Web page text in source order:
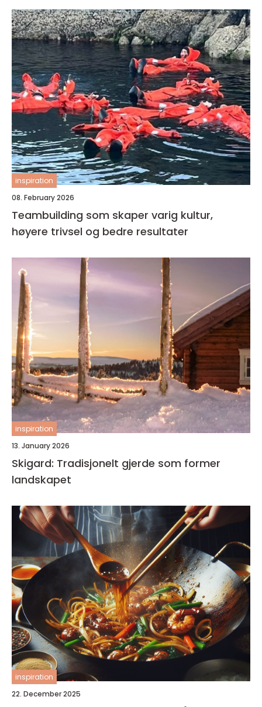
inspiration
08. February 2026
Teambuilding som skaper varig kultur,
høyere trivsel og bedre resultater
inspiration
13. January 2026
Skigard: Tradisjonelt gjerde som former
landskapet
inspiration
22. December 2025